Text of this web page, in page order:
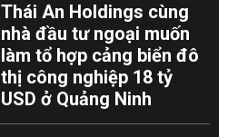
Thái An Holdings cùng
nhà đầu tư ngoại muốn
làm tổ hợp cảng biển đô
thị công nghiệp 18 tỷ
USD ở Quảng Ninh